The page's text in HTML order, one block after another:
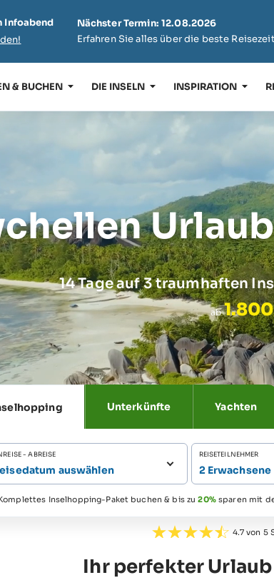
Infoabend
Nächster Termin: 12.08.2026
Erfahren Sie alles über die beste
& BUCHEN DIE INSELN INSPIRATION
14 Tage auf 3 traumhaften
ab
- ABREISE
auswählen
REISETEILNEHMER
2 Erwachsene
Inselhopping-Paket buchen & bis zu20%sparen mit
Unterkünfte Yachten
4.7 von 5
Ihr perfekter